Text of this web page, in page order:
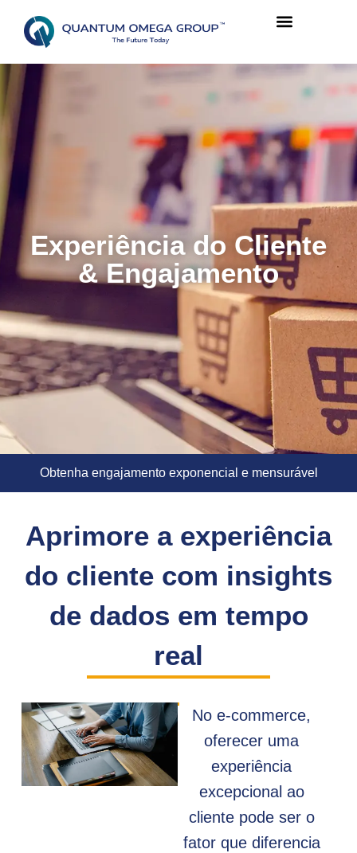
Experiência do Cliente
& Engajamento
Obtenha engajamento exponencial e mensurável
Aprimore a experiência
do cliente com insights
de dados em tempo
real
No e-commerce,
oferecer uma
experiência
excepcional ao
cliente pode ser o
fator que diferencia